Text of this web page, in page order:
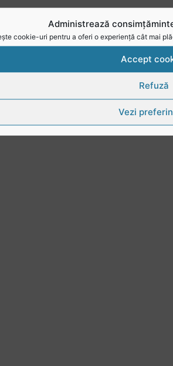
Administrează
cookie-uri pentru a oferi o experiență cât mai
Accept
Refuză
Vezi